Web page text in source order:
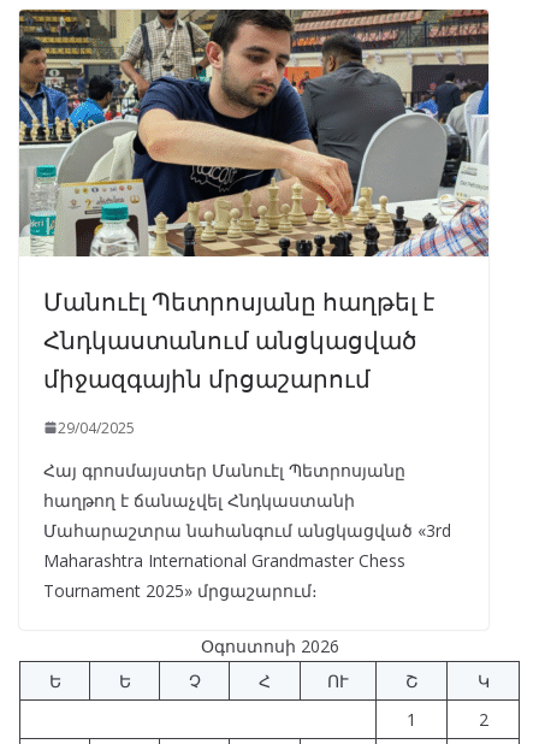
Մանուէլ Պետրոսյանը հաղթել է
Հնդկաստանում անցկացված
միջազգային մրցաշարում
29/04/2025
Հայ գրոսմայստեր Մանուէլ Պետրոսյանը
հաղթող է ճանաչվել Հնդկաստանի
Մահարաշտրա նահանգում անցկացված «3rd
Maharashtra International Grandmaster Chess
Tournament 2025» մրցաշարում։
Օգոստոսի 2026
Ե
Ե Չ Հ ՈՒ Շ
Կ
1
2